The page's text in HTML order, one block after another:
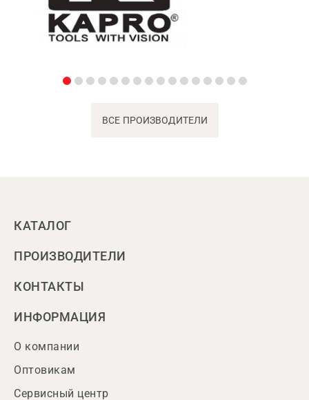
ВСЕ ПРОИЗВОДИТЕЛИ
КАТАЛОГ
ПРОИЗВОДИТЕЛИ
КОНТАКТЫ
ИНФОРМАЦИЯ
О компании
Оптовикам
Сервисный центр